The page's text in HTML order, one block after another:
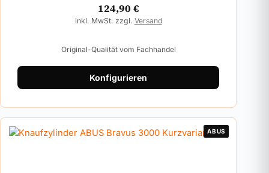
124,90€
inkl. MwSt. zzgl. Versand
Original-Qualität vom Fachhandel
Konfigurieren
ABUS